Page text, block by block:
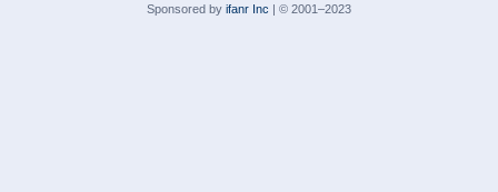
Sponsored by ifanr Inc | © 2001–2023